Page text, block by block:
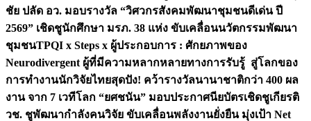
ชัย ปลัด อว. มอบรางวัล “วิศวกรสังคมพัฒนาชุมชนดีเด่น ปี
2569” เชิดชูนักศึกษา มรภ. 38 แห่ง ขับเคลื่อนนวัตกรรมพัฒนา
ชุมชนTPQI x Steps x ผู้ประกอบการ : ศักยภาพของ
Neurodivergent ผู้ที่มีความหลากหลายทางการรับรู้ สู่โลกของ
การทำงานนักวิจัยไทยสุดปัง! คว้ารางวัลนานาชาติกว่า 400 ผล
งาน จาก 7 เวทีโลก “ยศชนัน” มอบประกาศนียบัตรเชิดชูเกียรติ
วช. ชูพัฒนากำลังคนวิจัย ขับเคลื่อนพลังงานยั่งยืน มุ่งเป้า Net